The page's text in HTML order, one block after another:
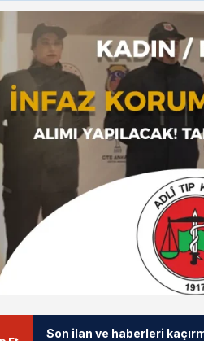
Son ilan ve haberleri